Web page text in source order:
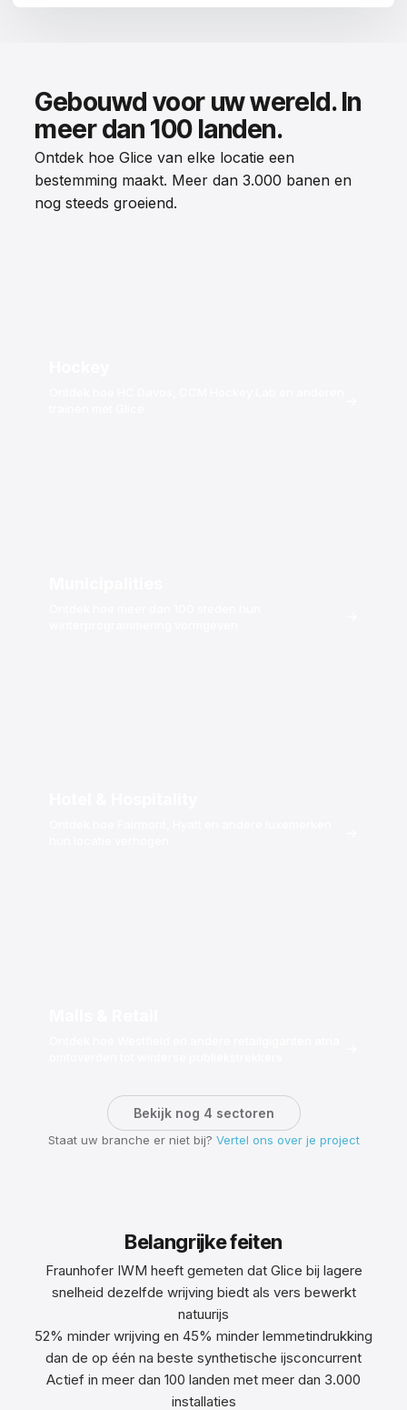
Gebouwd voor uw wereld. In
meer dan 100 landen.
Ontdek hoe Glice van elke locatie een
bestemming maakt. Meer dan 3.000 banen en
nog steeds groeiend.
Bekijk nog 4 sectoren
Staat uw branche er niet bij? Vertel ons over je project
Belangrijke feiten
Fraunhofer IWM heeft gemeten dat Glice bij lagere
snelheid dezelfde wrijving biedt als vers bewerkt
natuurijs
52% minder wrijving en 45% minder lemmetindrukking
dan de op één na beste synthetische ijsconcurrent
Actief in meer dan 100 landen met meer dan 3.000
installaties